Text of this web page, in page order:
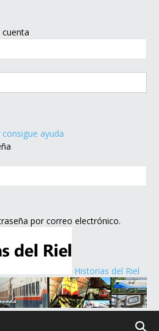
cuenta
ayuda
por correo electrónico.
Historias del Riel